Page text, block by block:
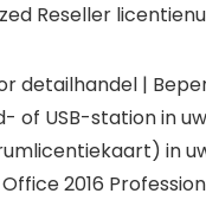
Reseller
detailhandel |
of USB-station in
in
2016